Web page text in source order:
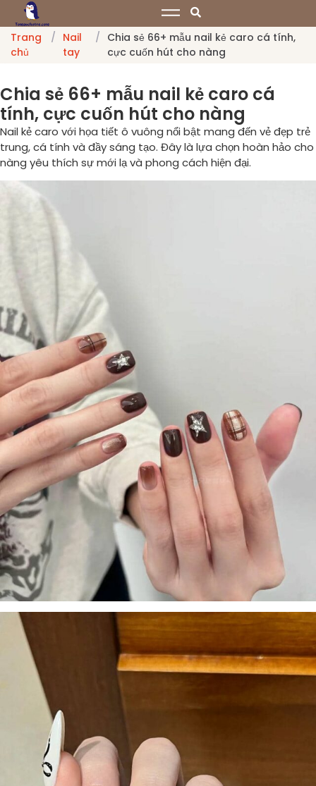
Trang
chủ
/ Nail
tay
/ Chia sẻ 66+ mẫu nail kẻ caro cá tính,
cực cuốn hút cho nàng
Chia sẻ 66+ mẫu nail kẻ caro cá
tính, cực cuốn hút cho nàng
Nail kẻ caro với họa tiết ô vuông nổi bật mang đến vẻ đẹp trẻ
trung, cá tính và đầy sáng tạo. Đây là lựa chọn hoàn hảo cho
nàng yêu thích sự mới lạ và phong cách hiện đại.